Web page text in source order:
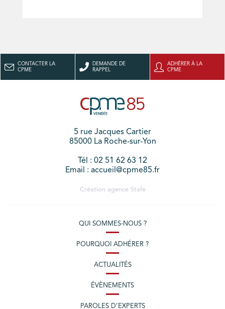
CONTACTER LA
CPME
DEMANDE DE
RAPPEL
ADHÉRER À LA
CPME
5 rue Jacques Cartier
85000 La Roche-sur-Yon
Tél : 02 51 62 63 12
Email : accueil@cpme85.fr
Création agence Stafe
QUI SOMMES-NOUS ?
POURQUOI ADHÉRER ?
ACTUALITÉS
ÉVÈNEMENTS
PAROLES D’EXPERTS